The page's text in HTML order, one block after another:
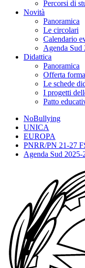
Percorsi di
Novità
Panoramica
Le circolari
Calendario
Agenda Sud
Didattica
Panoramica
Offerta
Le schede
I progetti
Patto
NoBullying
UNICA
EUROPA
PNRR/PN 21-27
Agenda Sud 2025-